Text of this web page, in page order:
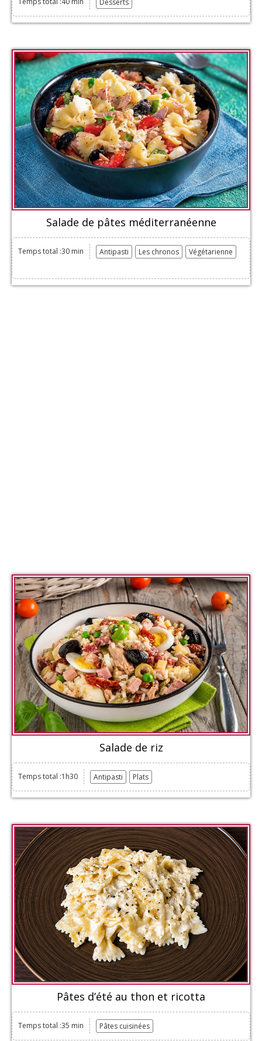
Desserts
Salade de pâtes méditerranéenne
Temps total :30 min Antipasti Les chronos Végétarienne
Salade de riz
Temps total :1h30 Antipasti Plats
Pâtes d’été au thon et ricotta
Temps total :35 min Pâtes cuisinées